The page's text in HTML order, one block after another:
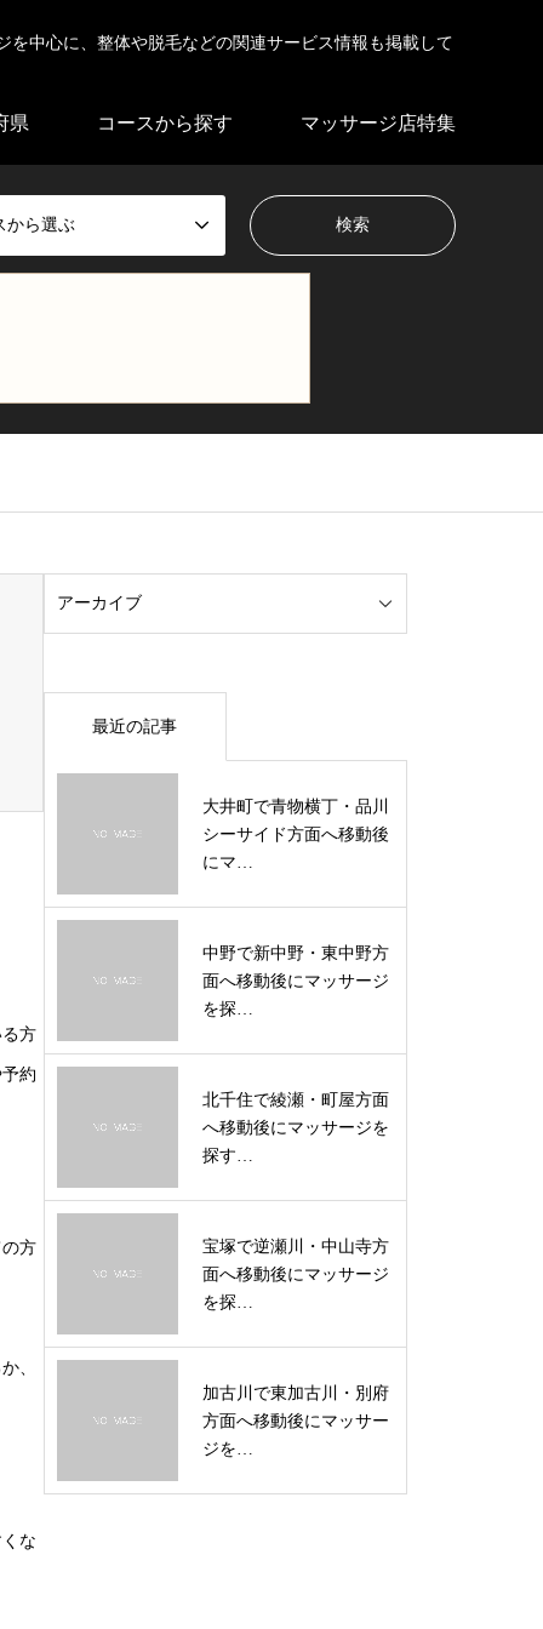
中心に、整体や脱毛などの関連サービス情報も掲載して
県 コースから探す マッサージ店特集
から選ぶ
方
約
方
、
な
最近の記事
大井町で青物横丁・品川
シーサイド方面へ移動後
にマ…
中野で新中野・東中野方
面へ移動後にマッサージ
を探…
北千住で綾瀬・町屋方面
へ移動後にマッサージを
探す…
宝塚で逆瀬川・中山寺方
面へ移動後にマッサージ
を探…
加古川で東加古川・別府
方面へ移動後にマッサー
ジを…